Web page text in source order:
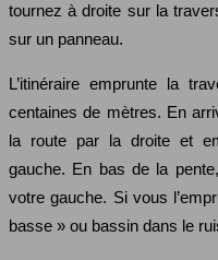
tournez à droite sur la
sur un panneau.
L’itinéraire emprunte la
centaines de mètres. En
la route par la droite et
gauche. En bas de la
votre gauche. Si vous
basse » ou bassin dans le